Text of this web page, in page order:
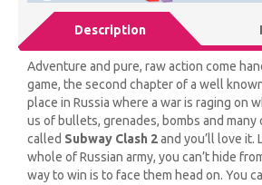
Description
Adventure and pure, raw action come
game, the second chapter of a well
place in Russia where a war is raging on
us of bullets, grenades, bombs and many
called Subway Clash 2and you’ll love it.
whole of Russian army, you can’t hide
way to win is to face them head on. You